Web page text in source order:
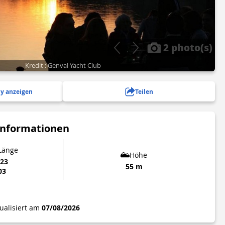
2 photo(s)
Kredit : Genval Yacht Club
anzeigen Teilen
Höhe
55 m
am 07/08/2026